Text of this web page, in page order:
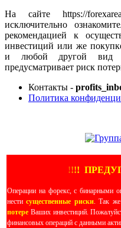
На сайте https://
исключительно
рекомендацией к
инвестиций или же
и любой другой вид
предусматривает риск
Контакты -
Политика
!!!!
Операции на форекс, с бинарными
нестисущественные риски. Так
потере Ваших инвестиций.
финансовых операций с данными